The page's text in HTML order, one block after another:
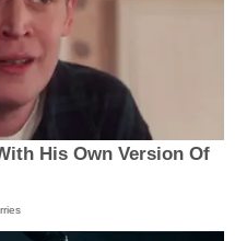
His Own Version Of